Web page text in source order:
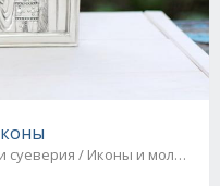
Приметы и суеверия / Иконы и молитвы